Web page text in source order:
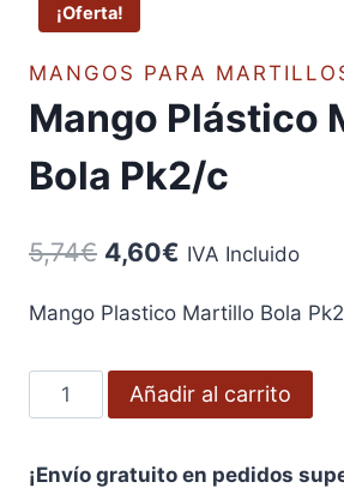
¡Oferta!
MANGOS PARA
Mango Plástico
Bola Pk2/c
5,74€ El
original
era:
5,74€.
4,60€ El
actual
es:
4,60€.
IVA Incluido
Mango Plastico Martillo Bola
Mango
Plástico
Bola
Añadir al carrito
¡Envío gratuito en pedidos